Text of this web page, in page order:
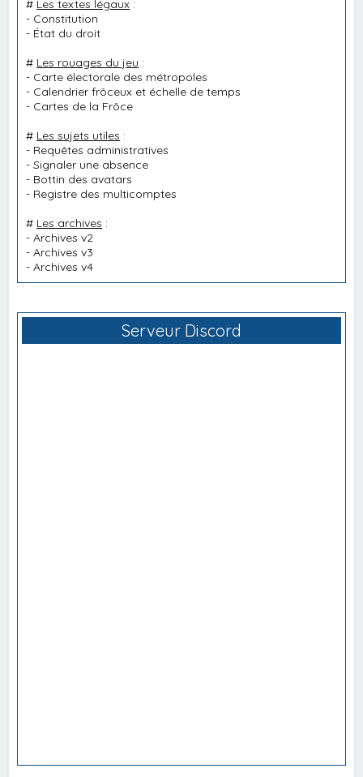
# Les textes légaux :
- Constitution
- État du droit
# Les rouages du jeu :
- Carte électorale des métropoles
- Calendrier frôceux et échelle de temps
- Cartes de la Frôce
# Les sujets utiles :
- Requêtes administratives
-Signaler une absence
- Bottin des avatars
- Registre des multicomptes
# Les archives :
-Archives v2
-Archives v3
-Archives v4
Serveur Discord